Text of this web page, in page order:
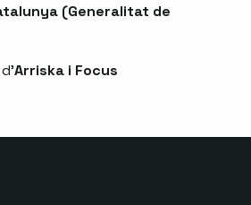
(Generalitat de
Arriska i Focus